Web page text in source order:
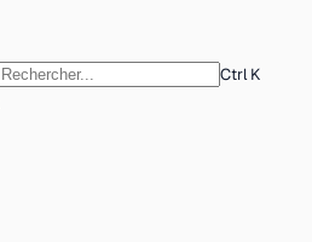
Ctrl K